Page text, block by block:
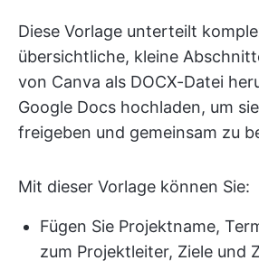
Diese Vorlage unterteilt
übersichtliche, kleine
von Canva als DOCX-Datei
Google Docs hochladen, um
freigeben und gemeinsam zu
Mit dieser Vorlage können Sie:
Fügen Sie Projektname,
zum Projektleiter, Ziele und